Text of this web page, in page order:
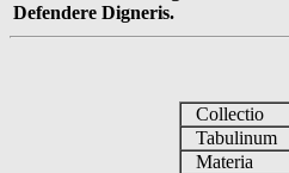
Defendere Digneris.
Collectio
Tabulinum
Materia